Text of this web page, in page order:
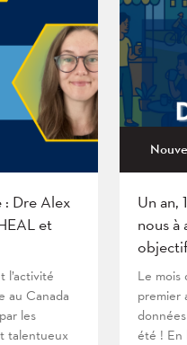
: Dre Alex
et
l’activité
au Canada
les
talentueux
Un an,
nous
Le mois
premier
été ! En